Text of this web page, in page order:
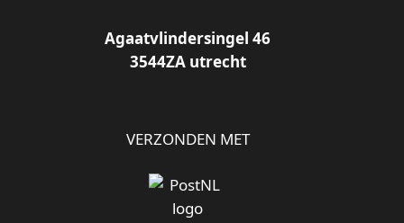
Agaatvlindersingel 46
3544ZA utrecht
VERZONDEN MET